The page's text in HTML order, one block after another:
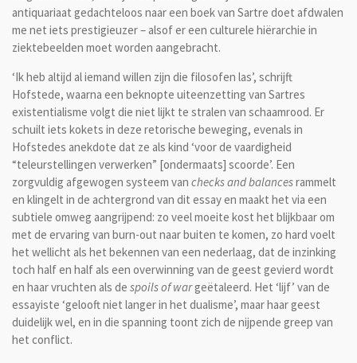
antiquariaat gedachteloos naar een boek van Sartre doet afdwalen
me net iets prestigieuzer – alsof er een culturele hiërarchie in
ziektebeelden moet worden aangebracht.
‘Ik heb altijd al iemand willen zijn die filosofen las’, schrijft
Hofstede, waarna een beknopte uiteenzetting van Sartres
existentialisme volgt die niet lijkt te stralen van schaamrood. Er
schuilt iets kokets in deze retorische beweging, evenals in
Hofstedes anekdote dat ze als kind ‘voor de vaardigheid
“teleurstellingen verwerken” [ondermaats] scoorde’. Een
zorgvuldig afgewogen systeem van checks and balancesrammelt
en klingelt in de achtergrond van dit essay en maakt het via een
subtiele omweg aangrijpend: zo veel moeite kost het blijkbaar om
met de ervaring van burn-out naar buiten te komen, zo hard voelt
het wellicht als het bekennen van een nederlaag, dat de inzinking
toch half en half als een overwinning van de geest gevierd wordt
en haar vruchten als de spoils of wargeëtaleerd. Het ‘lijf’ van de
essayiste ‘gelooft niet langer in het dualisme’, maar haar geest
duidelijk wel, en in die spanning toont zich de nijpende greep van
het conflict.